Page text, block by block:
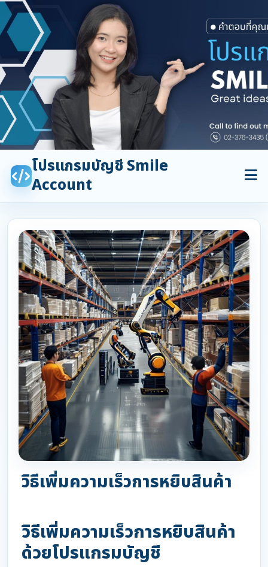
โปรแกรมบัญชี Smile
Account
วิธีเพิ่มความเร็วการหยิบสินค้า
วิธีเพิ่มความเร็วการหยิบสินค้า
ด้วยโปรแกรมบัญชี